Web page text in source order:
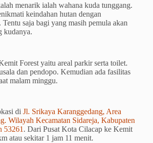
menarik ialah wahana kuda tunggang.
keindahan hutan dengan
saja bagi yang masih pemula akan
kudanya.
Forest yaitu areal parkir serta toilet.
dan pendopo. Kemudian ada fasilitas
malam minggu.
di Jl. Srikaya Karanggedang, Area
Wilayah Kecamatan Sidareja, Kabupaten
53261 . Dari Pusat Kota Cilacap ke Kemit
atau sekitar 1 jam 11 menit.